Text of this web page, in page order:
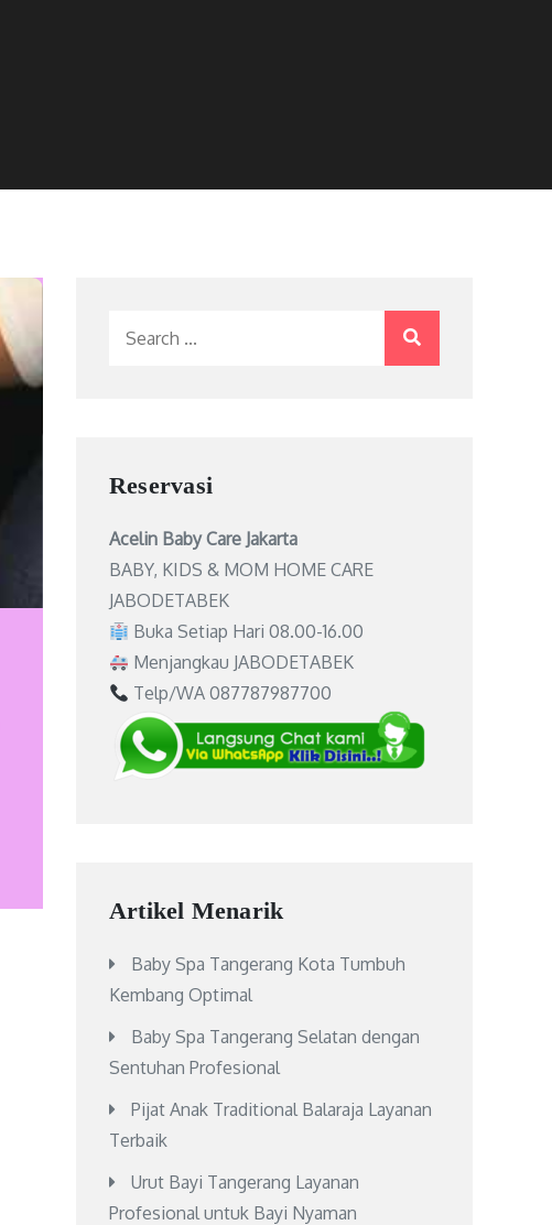
Reservasi
Acelin Baby Care Jakarta
BABY, KIDS & MOM HOME CARE
JABODETABEK
Buka Setiap Hari 08.00-16.00
Menjangkau JABODETABEK
Telp/WA 087787987700
Artikel Menarik
Baby Spa Tangerang Kota Tumbuh
Kembang Optimal
Baby Spa Tangerang Selatan dengan
Sentuhan Profesional
Pijat Anak Traditional Balaraja Layanan
Terbaik
Urut Bayi Tangerang Layanan
Profesional untuk Bayi Nyaman